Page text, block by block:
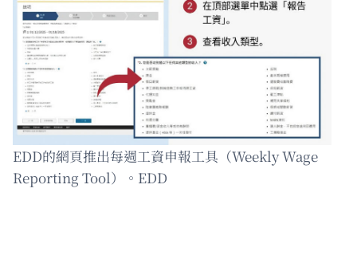
EDD的網頁推出每週工資申報工具（Weekly Wage
Reporting Tool）。EDD